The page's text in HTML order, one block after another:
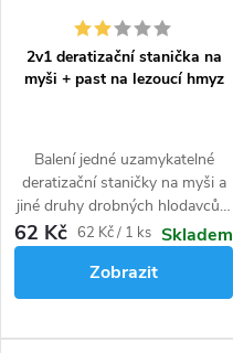
u2v1 deratizační stanička na
myši + past na lezoucí hmyz
Balení jedné uzamykatelné
deratizační staničky na myši a
jiné druhy drobných hlodavců a
jedné lepové pasti k odchytu
lezoucího hmyzu (švábi,
mravenci, a další příbuzný
hmyz).
62 Kč Měrná
62 Kč / 1 ks Skladem
Zobrazit